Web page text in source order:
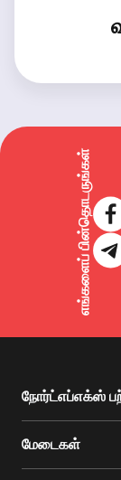
எங்களைப் பின்தொடருங்கள்
நோர்ட்எப்எக்ஸ்
மேடைகள்